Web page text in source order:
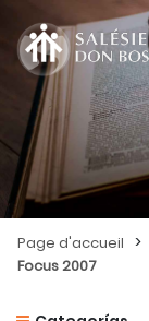
Page d'accueil >
Focus 2007